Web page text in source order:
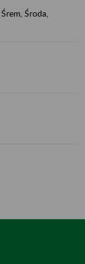
Środa,